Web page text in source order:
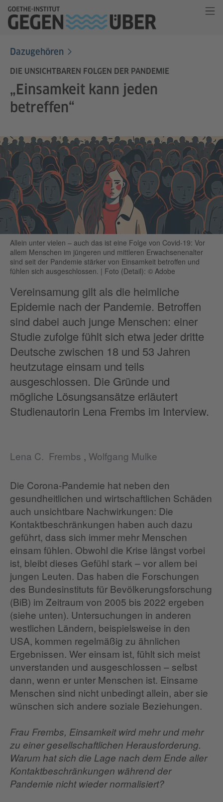
Dazugehören
DIE UNSICHTBAREN FOLGEN DER PANDEMIE
„Einsamkeit kann jeden
betreffen“
Allein unter vielen – auch das ist eine Folge von Covid-19: Vor
allem Menschen im jüngeren und mittleren Erwachsenenalter
sind seit der Pandemie stärker von Einsamkeit betroffen und
fühlen sich ausgeschlossen. | Foto (Detail): © Adobe
Vereinsamung gilt als die heimliche
Epidemie nach der Pandemie. Betroffen
sind dabei auch junge Menschen: einer
Studie zufolge fühlt sich etwa jeder dritte
Deutsche zwischen 18 und 53 Jahren
heutzutage einsam und teils
ausgeschlossen. Die Gründe und
mögliche Lösungsansätze erläutert
Studienautorin Lena Frembs im Interview.
Lena C. Frembs , Wolfgang Mulke
Die Corona-Pandemie hat neben den
gesundheitlichen und wirtschaftlichen Schäden
auch unsichtbare Nachwirkungen: Die
Kontaktbeschränkungen haben auch dazu
geführt, dass sich immer mehr Menschen
einsam fühlen. Obwohl die Krise längst vorbei
ist, bleibt dieses Gefühl stark – vor allem bei
jungen Leuten. Das haben die Forschungen
des Bundesinstituts für Bevölkerungsforschung
(BiB) im Zeitraum von 2005 bis 2022 ergeben
(siehe unten). Untersuchungen in anderen
westlichen Ländern, beispielsweise in den
USA, kommen regelmäßig zu ähnlichen
Ergebnissen. Wer einsam ist, fühlt sich meist
unverstanden und ausgeschlossen – selbst
dann, wenn er unter Menschen ist. Einsame
Menschen sind nicht unbedingt allein, aber sie
wünschen sich andere soziale Beziehungen.
Frau Frembs, Einsamkeit wird mehr und mehr
zu einer gesellschaftlichen Herausforderung.
Warum hat sich die Lage nach dem Ende aller
Kontaktbeschränkungen während der
Pandemie nicht wieder normalisiert?